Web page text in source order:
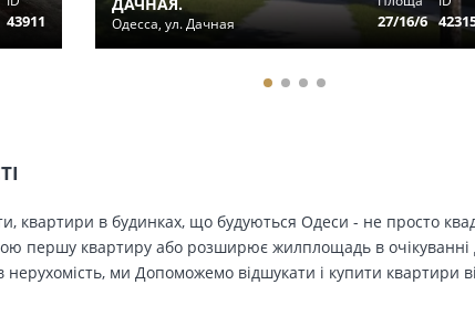
43911 Одесса, ул. Дачная 27/16/6
квартири в будинках, що будуються Одеси - не просто
першу квартиру або розширює жилплощадь в очікуванні
нерухомість, ми Допоможемо відшукати і купити квартири